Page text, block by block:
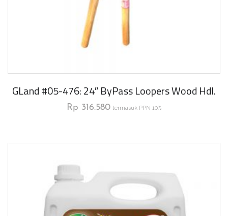
GLand #05-476: 24″ ByPass Loopers Wood Hdl.
Rp 316.580 termasuk PPN 10%